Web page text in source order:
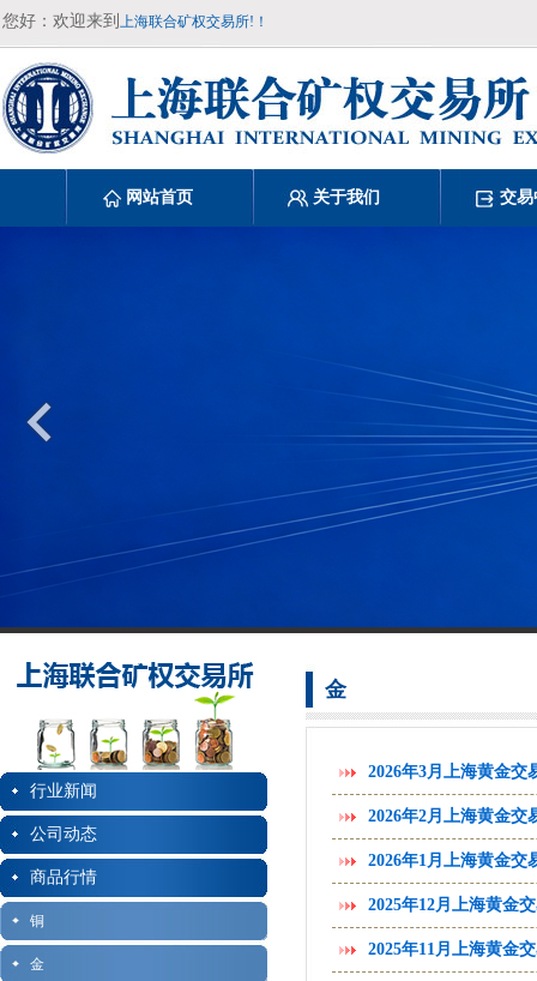
您好：欢迎来到 上海联合矿权交易所!！
网站首页 关于我们 交易
行业新闻
公司动态
商品行情
铜
金
金
2026年3月上海黄金交
2026年2月上海黄金交
2026年1月上海黄金交
2025年12月上海黄金
2025年11月上海黄金